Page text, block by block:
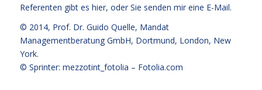
Referenten gibt es hier, oder Sie senden mir eine E-Mail.
© 2014, Prof. Dr. Guido Quelle, Mandat
Managementberatung GmbH, Dortmund, London, New
York.
© Sprinter: mezzotint_fotolia – Fotolia.com